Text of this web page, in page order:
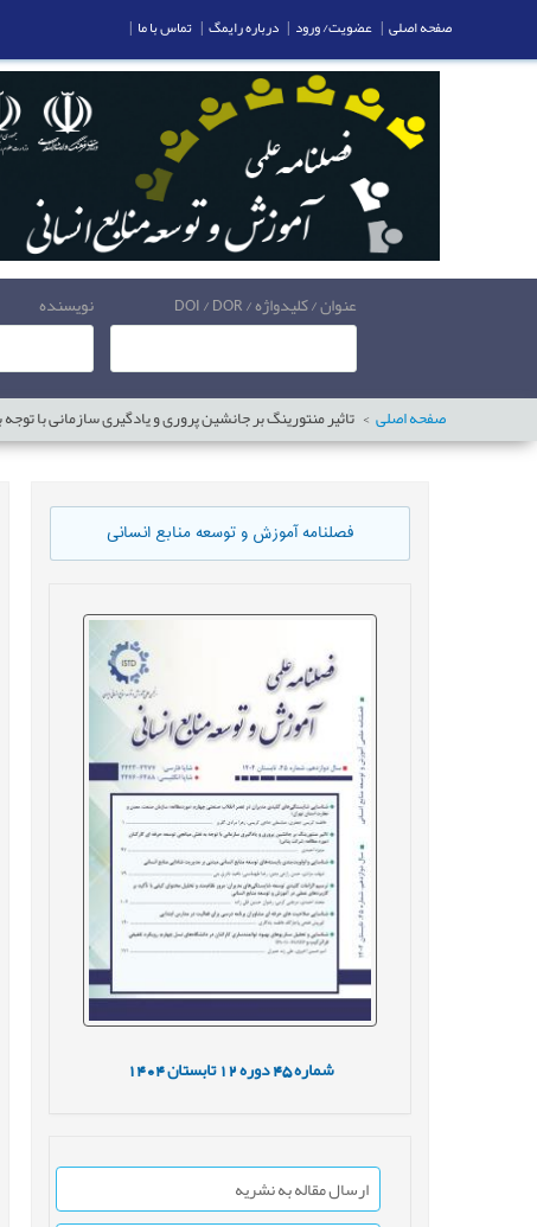
عنوان / کلیدواژه / DOI / DOR نویسنده
صفحه اصلی تاثیر منتورینگ بر جانشین پروری و یادگیری سازمانی با
فصلنامه آموزش و توسعه منابع انسانی
شماره45 دوره تابستان1404
ارسال مقاله به نشریه
صفحه اصلی | عضویت/ ورود | درباره رایمگ | تماس با ما |